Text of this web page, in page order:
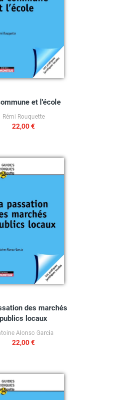
et l'école
Rémi Rouquette
22,00 €
des marchés
publics locaux
Alonso Garcia
22,00 €